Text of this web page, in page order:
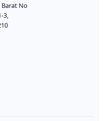
Barat No
3,